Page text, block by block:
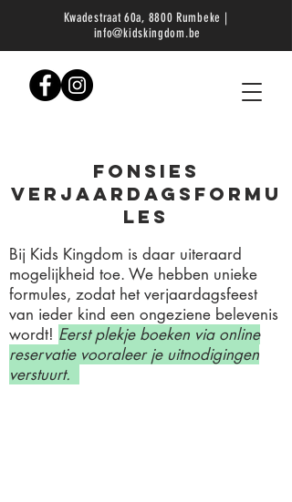
Kwadestraat 60a, 8800 Rumbeke |
info@kidskingdom.be
fonsies
verjaardagsformu
les
Bij Kids Kingdom is daar uiteraard
mogelijkheid toe. We hebben unieke
formules, zodat het verjaardagsfeest
van ieder kind een ongeziene belevenis
wordt! Eerst plekje boeken via online
reservatie vooraleer je uitnodigingen
verstuurt.